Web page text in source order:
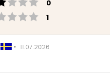
0
Betyg: 1 utav 5
1
• Recensionsdatum:
11.07.2026